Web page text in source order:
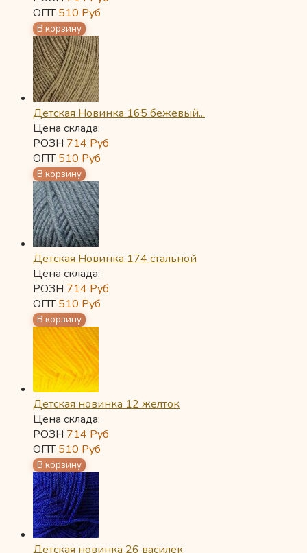
ОПТ510 Руб
Детская Новинка 165 бежевый...
Цена склада:
РОЗН 714 Руб
ОПТ510 Руб
Детская Новинка 174 стальной
Цена склада:
РОЗН 714 Руб
ОПТ510 Руб
Детская новинка 12 желток
Цена склада:
РОЗН 714 Руб
ОПТ510 Руб
Детская новинка 26 василек